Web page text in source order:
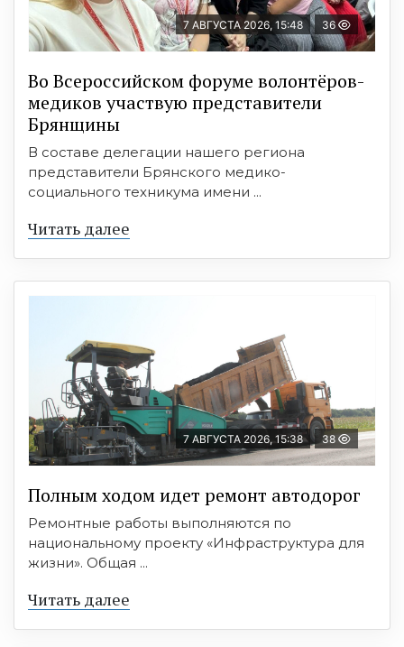
7 АВГУСТА 2026, 15:48 36
Во Всероссийском форуме волонтёров-
медиков участвую представители
Брянщины
В составе делегации нашего региона
представители Брянского медико-
социального техникума имени ...
Читать далее
7 АВГУСТА 2026, 15:38 38
Полным ходом идет ремонт автодорог
Ремонтные работы выполняются по
национальному проекту «Инфраструктура для
жизни». Общая ...
Читать далее